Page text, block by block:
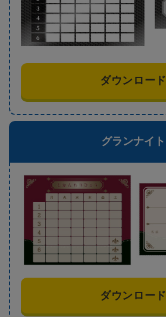
ダウンロード
グランナイト
ダウンロード